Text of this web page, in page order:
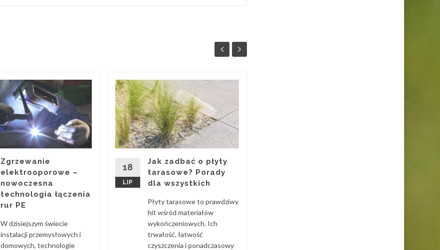
Zgrzewanie
elektrooporowe –
nowoczesna
technologia łączenia
rur PE
W dzisiejszym świecie
instalacji przemysłowych i
domowych, technologie
18
LIP
Jak zadbać o płyty
tarasowe? Porady
dla wszystkich
Płyty tarasowe to prawdziwy
hit wśród materiałów
wykończeniowych. Ich
trwałość, łatwość
czyszczenia i ponadczasowy